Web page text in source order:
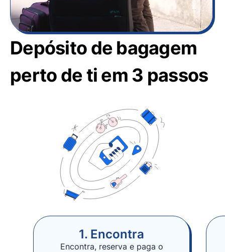
Depósito de bagagem
perto de ti em 3 passos
1. Encontra
Encontra, reserva e paga o